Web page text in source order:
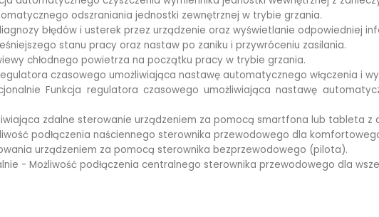
odszraniania jednostki zewnętrznej w trybie grzania.
błędów i usterek przez urządzenie oraz wyświetlanie odpowiedniej
stanu pracy oraz nastaw po zaniku i przywróceniu zasilania.
chłodnego powietrza na początku pracy w trybie grzania.
czasowego umożliwiająca nastawę automatycznego włączenia i
Funkcja regulatora czasowego umożliwiająca nastawę
zdalne sterowanie urządzeniem za pomocą smartfona lub tableta z
podłączenia naściennego sterownika przewodowego dla
urządzeniem za pomocą sterownika bezprzewodowego (pilota).
- Możliwość podłączenia centralnego sterownika przewodowego dla